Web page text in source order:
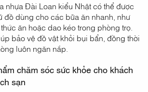
nhựa Đài Loan kiểu Nhật có thể được
đồ dùng cho các bữa ăn nhanh, như
ăn hoặc dao kéo trong phòng trọ.
bảo vệ đồ vật khỏi bụi bẩn, đồng thời
luôn ngăn nắp.
chăm sóc sức khỏe cho khách
sạn